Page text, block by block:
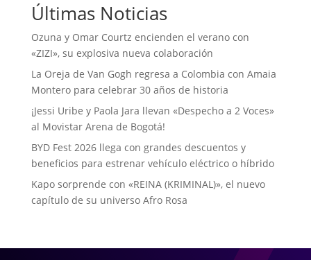
Últimas Noticias
Ozuna y Omar Courtz encienden el verano con
«ZIZI», su explosiva nueva colaboración
La Oreja de Van Gogh regresa a Colombia con Amaia
Montero para celebrar 30 años de historia
¡Jessi Uribe y Paola Jara llevan «Despecho a 2 Voces»
al Movistar Arena de Bogotá!
BYD Fest 2026 llega con grandes descuentos y
beneficios para estrenar vehículo eléctrico o híbrido
Kapo sorprende con «REINA (KRIMINAL)», el nuevo
capítulo de su universo Afro Rosa